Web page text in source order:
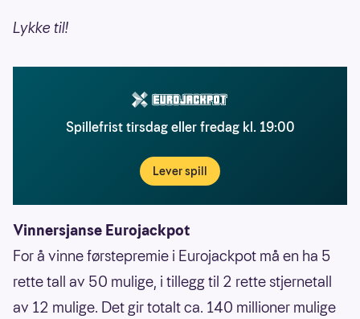
Lykke til!
Spillefrist tirsdag eller fredag kl. 19:00
Lever spill
Vinnersjanse Eurojackpot
For å vinne førstepremie i Eurojackpot må en ha 5
rette tall av 50 mulige, i tillegg til 2 rette stjernetall
av 12 mulige. Det gir totalt ca. 140 millioner mulige